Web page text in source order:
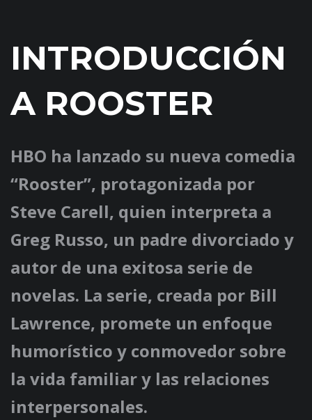
INTRODUCCIÓN
A ROOSTER
HBO ha lanzado su nueva comedia
“Rooster”, protagonizada por
Steve Carell, quien interpreta a
Greg Russo, un padre divorciado y
autor de una exitosa serie de
novelas. La serie, creada por Bill
Lawrence, promete un enfoque
humorístico y conmovedor sobre
la vida familiar y las relaciones
interpersonales.